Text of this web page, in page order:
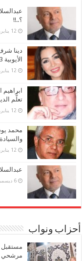
؟..!!
12 يناير، 2026
دينا
الأيوبية 3
12 يناير، 2026
تعلُّم
12 يناير، 2026
محمد
12 يناير، 2026
6 ديسمبر، 2025
أحزاب ونواب
مستقبل
مرشحي